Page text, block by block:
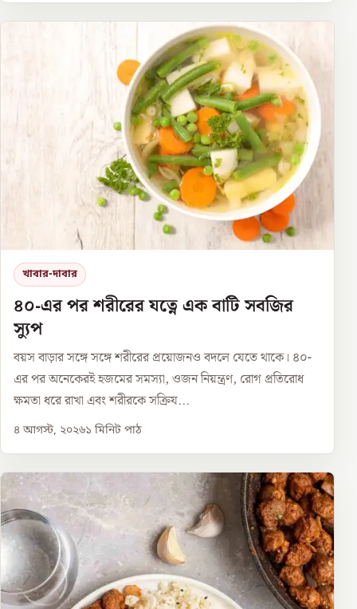
খাবার-দাবার
৪০-এর পর শরীরের যত্নে এক বাটি সবজির
স্যুপ
বয়স বাড়ার সঙ্গে সঙ্গে শরীরের প্রয়োজনও বদলে যেতে থাকে। ৪০-
এর পর অনেকেরই হজমের সমস্যা, ওজন নিয়ন্ত্রণ, রোগ প্রতিরোধ
ক্ষমতা ধরে রাখা এবং শরীরকে সক্রিয...
৪ আগস্ট, ২০২৬১ মিনিট পাঠ